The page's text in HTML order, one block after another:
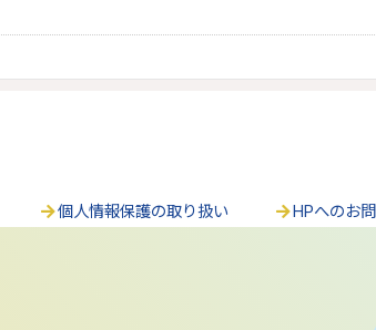
個人情報保護の取り扱い HPへのお